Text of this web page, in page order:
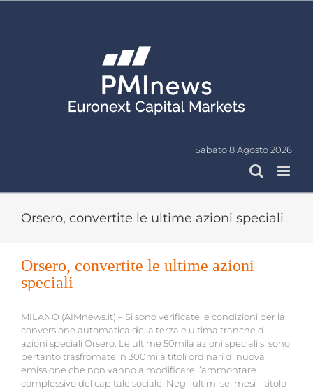
Sabato 8 Agosto 2026
Orsero, convertite le ultime azioni speciali
Orsero, convertite le ultime azioni
speciali
MILANO (AIMnews.it) – Si sono verificate le condizioni per la
conversione automatica della terza e ultima tranche di
azioni speciali Orsero. Le ultime 50mila azioni speciali si sono
pertanto trasfromate in 300mila titoli ordinari di nuova
emissione che non vanno a modificare l’ammontare
complessivo del capitale sociale. Negli ultimi sei mesi il titolo